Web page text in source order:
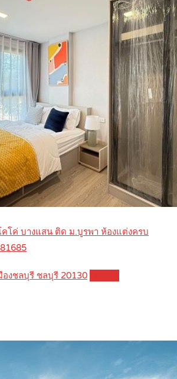
โค่ บางแสน ติด ม.บูรพา ห้องแต่งครบ
องชลบุรี ชลบุรี 20130